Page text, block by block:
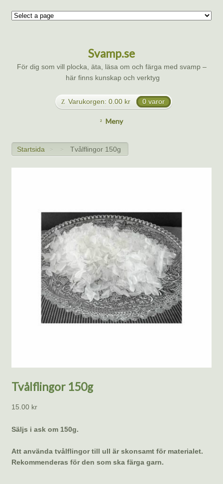
Svamp.se
För dig som vill plocka, äta, läsa om och färga med svamp –
här finns kunskap och verktyg
Varukorgen: 0.00 kr 0 varor
Meny
Startsida > > Tvålflingor 150g
Tvålflingor 150g
15.00 kr
Säljs i ask om 150g.
Att använda tvålflingor till ull är skonsamt för materialet.
Rekommenderas för den som ska färga garn.